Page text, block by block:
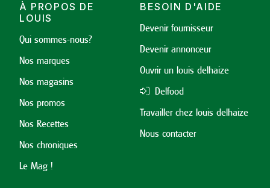
À PROPOS DE
LOUIS
Qui sommes-nous?
Nos marques
Nos magasins
Nos promos
Nos Recettes
Nos chroniques
Le Mag !
BESOIN D'AIDE
Devenir fournisseur
Devenir annonceur
Ouvrir un louis delhaize
Delfood
Travailler chez louis delhaize
Nous contacter